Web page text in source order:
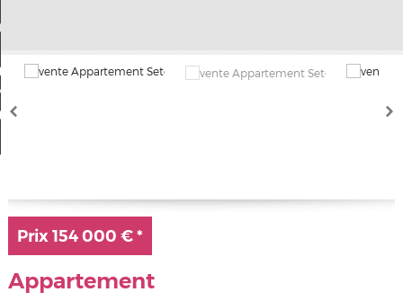
sélection
Prix154 000 €*
Appartement